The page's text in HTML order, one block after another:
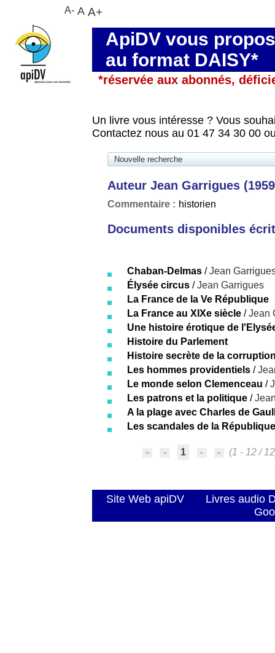
ApiDV vous
au format DAISY*
*réservée aux abonnés,
Un livre vous intéresse ? Vous
Contactez nous au 01 47 34 30 00
Nouvelle recherche
Auteur Jean Garrigues
Commentaire : historien
Documents disponibles
Chaban-Delmas /Jean
Élysée circus /Jean Garrigues
La France de la Ve République
La France au XIXe siècle /Jean
Une histoire érotique de
Histoire du Parlement
Histoire secrète de la
Les hommes providentiels /
Le monde selon Clemenceau /
Les patrons et la politique /
A la plage avec Charles de
Les scandales de la République
1 (1 - 12 /
Site Web apiDV
Livres audio
A- A A+